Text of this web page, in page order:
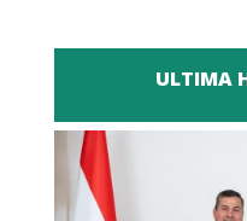
ULTIMA